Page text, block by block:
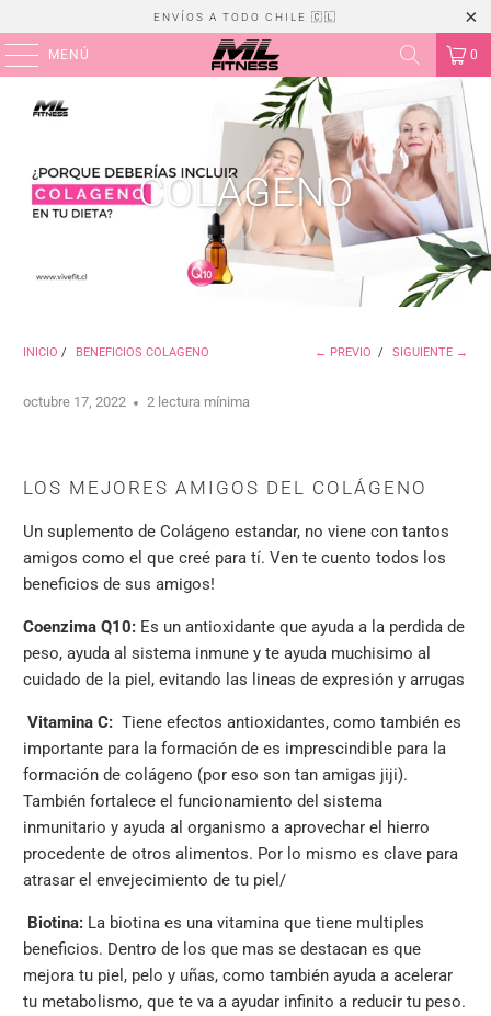
ENVÍOS A TODO CHILE 🇨🇱
MENÚ 0
COLÁGENO
INICIO / BENEFICIOS COLAGENO ← PREVIO / SIGUIENTE →
octubre 17, 2022 2 lectura mínima
LOS MEJORES AMIGOS DEL COLÁGENO
Un suplemento de Colágeno estandar, no viene con tantos
amigos como el que creé para tí. Ven te cuento todos los
beneficios de sus amigos!
Coenzima Q10: Es un antioxidante que ayuda a la perdida de
peso, ayuda al sistema inmune y te ayuda muchisimo al
cuidado de la piel, evitando las lineas de expresión y arrugas
Vitamina C: Tiene efectos antioxidantes, como también es
importante para la formación de es imprescindible para la
formación de colágeno (por eso son tan amigas jiji).
También fortalece el funcionamiento del sistema
inmunitario y ayuda al organismo a aprovechar el hierro
procedente de otros alimentos. Por lo mismo es clave para
atrasar el envejecimiento de tu piel/
Biotina: La biotina es una vitamina que tiene multiples
beneficios. Dentro de los que mas se destacan es que
mejora tu piel, pelo y uñas, como también ayuda a acelerar
tu metabolismo, que te va a ayudar infinito a reducir tu peso.